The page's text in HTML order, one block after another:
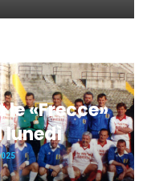
«Frecce»
lunedì